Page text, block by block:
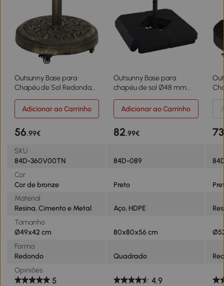
Outsunny Base para
Chapéu de Sol Redonda
Sol com Rodas 21 kg
Ø49x42 cm Bronze
Outsunny Base para
chapéu de sol Ø48 mm
60L Água ou Areia Suporte
Cruzado para chapéu de
80x80x56 cm Preto
Adicionar ao Carrinho Adicionar ao Carrinho
56,99€ 82,99€ 73
SKU
84D-360V00TN
84D-089
Cor
Cor de bronze
Preto
Material
Resina, Cimento e Metal
Aço, HDPE
Tamanho
Ø49x42 cm
80x80x56 cm
Forma
Redondo
Quadrado
Opiniões
5 4.9